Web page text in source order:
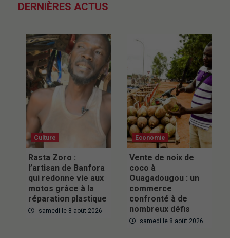
DERNIÈRES ACTUS
Culture
Rasta Zoro :
l’artisan de Banfora
qui redonne vie aux
motos grâce à la
réparation plastique
samedi le 8 août 2026
Economie
Vente de noix de
coco à
Ouagadougou : un
commerce
confronté à de
nombreux défis
samedi le 8 août 2026